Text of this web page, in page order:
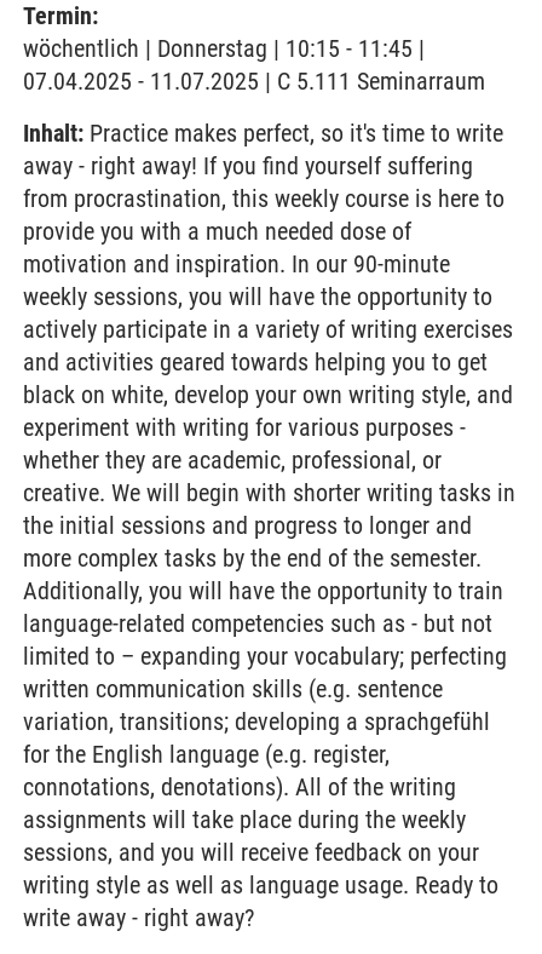
Termin:
wöchentlich | Donnerstag | 10:15 - 11:45 |
07.04.2025 - 11.07.2025 | C 5.111 Seminarraum
Inhalt: Practice makes perfect, so it's time to write
away - right away! If you find yourself suffering
from procrastination, this weekly course is here to
provide you with a much needed dose of
motivation and inspiration. In our 90-minute
weekly sessions, you will have the opportunity to
actively participate in a variety of writing exercises
and activities geared towards helping you to get
black on white, develop your own writing style, and
experiment with writing for various purposes -
whether they are academic, professional, or
creative. We will begin with shorter writing tasks in
the initial sessions and progress to longer and
more complex tasks by the end of the semester.
Additionally, you will have the opportunity to train
language-related competencies such as - but not
limited to – expanding your vocabulary; perfecting
written communication skills (e.g. sentence
variation, transitions; developing a sprachgefühl
for the English language (e.g. register,
connotations, denotations). All of the writing
assignments will take place during the weekly
sessions, and you will receive feedback on your
writing style as well as language usage. Ready to
write away - right away?